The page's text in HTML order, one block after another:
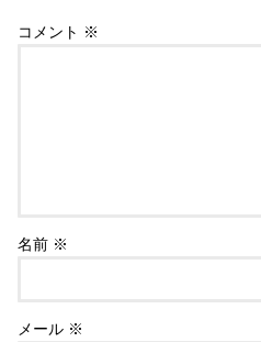
コメント ※
名前 ※
メール ※